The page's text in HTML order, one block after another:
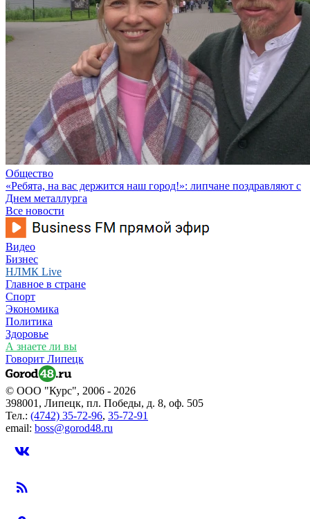
Общество
«Ребята, на вас держится наш город!»: липчане поздравляют с
Днем металлурга
Все новости
Видео
Бизнес
НЛМК Live
Главное в стране
Спорт
Экономика
Политика
Здоровье
А знаете ли вы
Говорит Липецк
© ООО "Курс", 2006 - 2026
398001, Липецк, пл. Победы, д. 8, оф. 505
Тел.: (4742) 35-72-96, 35-72-91
email: boss@gorod48.ru